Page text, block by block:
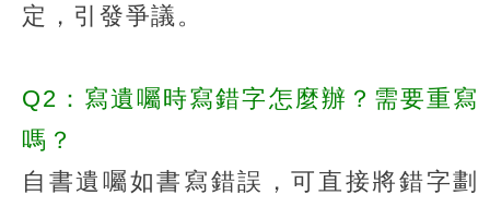
定，引發爭議。
Q2：寫遺囑時寫錯字怎麼辦？需要重寫
嗎？
自書遺囑如書寫錯誤，可直接將錯字劃